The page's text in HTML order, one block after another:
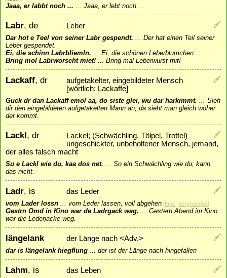
Jaaa, er labbt noch ... ... Jaaa, er lebt noch ...
Labr, de Leber
Dar hot e Teel von seiner Labr gespendt. ... Der hat einen Teil seiner
Leber gespendet.
Ei, die schinn Labrbliemln. ... Ei, die schönen Leberblümchen.
Bring mol Labrworscht miet! ... Bring mal Leberwurst mit!
Lackaff, dr
aufgetakelter, eingebildeter Mensch
[wörtlich: Lackaffe]
Guck dr dan Lackaff emol aa, do siste glei, wu dar harkimmt. ... Sieh
dir den eingebildeten aufgetakelten Mann an, da sieht man gleich woher
der kommt.
Lackl, dr
Lackel; (Schwächling, Tölpel, Trottel)
ungeschickter, unbeholfener Mensch, jemand,
der alles falsch macht
Su e Lackl wie du, kaa dos net. ... So ein Schwächling wie du, kann
das nicht.
Ladr, is das Leder
vom Lader lossn ... vom Leder lassen, voll abgehen [tanz, vergnuegen]
Gestrn Omd in Kino war de Ladrgack wag. ... Gestern Abend im Kino
war die Lederjacke weg.
längelank der Länge nach <Adv.>
dar is längelank hiegflung ... der ist der Länge nach hingefallen
Lahm, is das Leben